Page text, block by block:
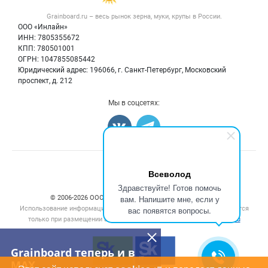
Всеволод
Здравствуйте! Готов помочь
вам. Напишите мне, если у
вас появятся вопросы.
Grainboard теперь и в
MAX
Grainboard.ru – весь рынок зерна, муки, крупы в России.
ООО «Инлайн»
ИНН: 7805355672
КПП: 780501001
ОГРН: 1047855085442
Юридический адрес: 196066, г. Санкт-Петербург, Московский
проспект, д. 212
Контактная информация
Политика обработки персональных данных
Крупы
Мука
Мы в соцсетях:
Счетчики, авторское право, логотипы
© 2006‑2026 ООО “Инлайн”. 12+ Все права защищены.
Использование информации, размещенной на данном сайте, допускается
только при размещении активной гиперссылки на сайт
grainboard.ru